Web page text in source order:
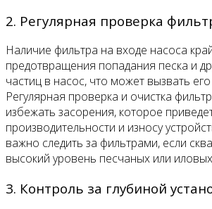
2. Регулярная проверка
Наличие фильтра на входе насоса
предотвращения попадания песка и
частиц в насос, что может вызвать
Регулярная проверка и очистка
избежать засорения, которое
производительности и износу
важно следить за фильтрами, если
высокий уровень песчаных или
3. Контроль за глубиной